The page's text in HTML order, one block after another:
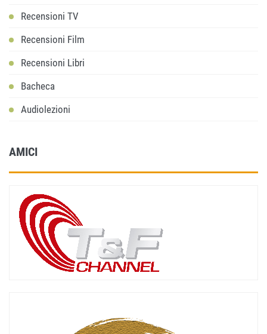
Recensioni TV
Recensioni Film
Recensioni Libri
Bacheca
Audiolezioni
AMICI